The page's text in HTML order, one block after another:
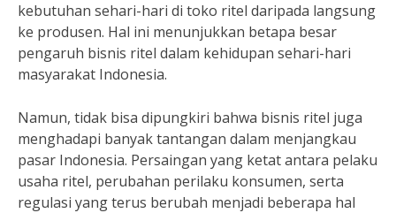
kebutuhan sehari-hari di toko ritel daripada langsung
ke produsen. Hal ini menunjukkan betapa besar
pengaruh bisnis ritel dalam kehidupan sehari-hari
masyarakat Indonesia.
Namun, tidak bisa dipungkiri bahwa bisnis ritel juga
menghadapi banyak tantangan dalam menjangkau
pasar Indonesia. Persaingan yang ketat antara pelaku
usaha ritel, perubahan perilaku konsumen, serta
regulasi yang terus berubah menjadi beberapa hal